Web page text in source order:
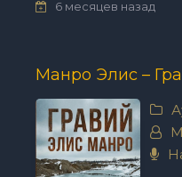
6 месяцев назад
Манро Элис –